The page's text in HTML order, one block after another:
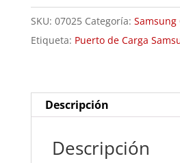
Samsung
Galaxy
S25
SKU: 07025 Categoría: Samsung
Etiqueta: Puerto de Carga
Descripción
Descripción